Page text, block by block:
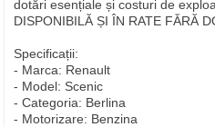
dotări esențiale și costuri de
DISPONIBILĂ ȘI ÎN RATE FĂRĂ
Specificații:
- Marca: Renault
- Model: Scenic
- Categoria: Berlina
- Motorizare: Benzina